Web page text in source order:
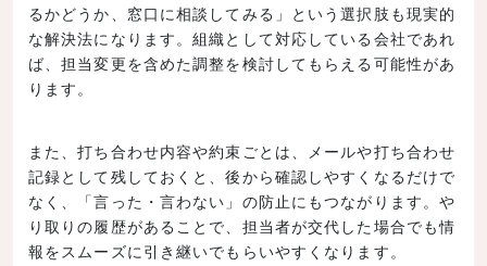
るかどうか、窓口に相談してみる」という選択肢も現実的
な解決法になります。組織として対応している会社であれ
ば、担当変更を含めた調整を検討してもらえる可能性があ
ります。
また、打ち合わせ内容や約束ごとは、メールや打ち合わせ
記録として残しておくと、後から確認しやすくなるだけで
なく、「言った・言わない」の防止にもつながります。や
り取りの履歴があることで、担当者が交代した場合でも情
報をスムーズに引き継いでもらいやすくなります。